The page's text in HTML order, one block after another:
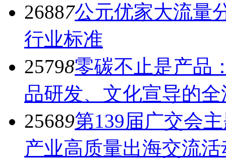
26887公元优家大流量
行业标准
25798零碳不止是产品
品研发、文化宣导的
25689第139届广交会
产业高质量出海交流